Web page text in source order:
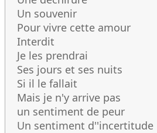
Un souvenir
Pour vivre cette amour
Interdit
Je les prendrai
Ses jours et ses nuits
Si il le fallait
Mais je n'y arrive pas
un sentiment de peur
Un sentiment d''incertitude